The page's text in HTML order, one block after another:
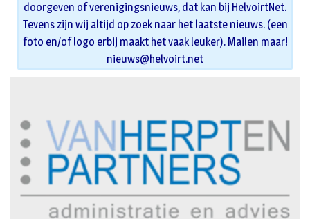
doorgeven of verenigingsnieuws, dat kan bij HelvoirtNet.
Tevens zijn wij altijd op zoek naar het laatste nieuws. (een
foto en/of logo erbij maakt het vaak leuker). Mailen maar!
nieuws@helvoirt.net